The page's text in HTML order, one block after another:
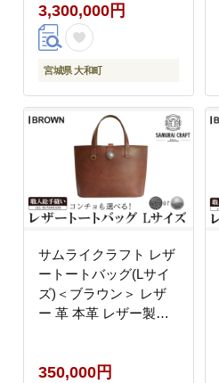
グ レザー 本革 日本製
数量限定 ハンドメイド
ファッション メンズ
Samurai Craft【株式会
3,300,000円
宮城県 大和町
サムライクラフト レザ
ートートバッグ(Lサイ
ズ)＜ブラウン＞ レザ
ー 革 本革 レザー製品
縫い ハンドメイド ファ
350,000円